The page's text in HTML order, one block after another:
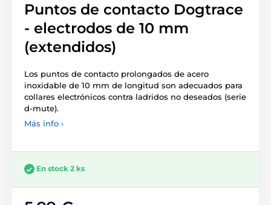
Puntos de contacto Dogtrace
- electrodos de 10 mm
(extendidos)
Los puntos de contacto prolongados de acero
inoxidable de 10 mm de longitud son adecuados para
collares electrónicos contra ladridos no deseados (serie
d-mute).
Más info ›
En stock 2 ks